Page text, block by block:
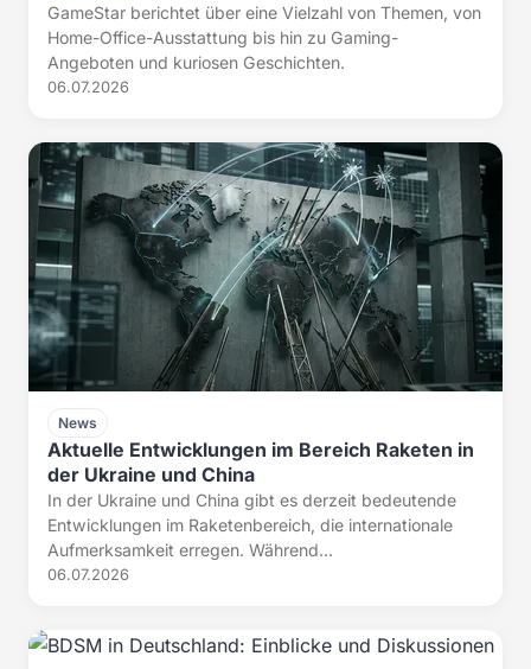
GameStar berichtet über eine Vielzahl von Themen, von
Home-Office-Ausstattung bis hin zu Gaming-
Angeboten und kuriosen Geschichten.
06.07.2026
News
Aktuelle Entwicklungen im Bereich Raketen in
der Ukraine und China
In der Ukraine und China gibt es derzeit bedeutende
Entwicklungen im Raketenbereich, die internationale
Aufmerksamkeit erregen. Während...
06.07.2026